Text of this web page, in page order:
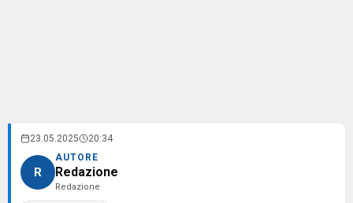
23.05.2025 20:34
R
AUTORE
Redazione
Redazione